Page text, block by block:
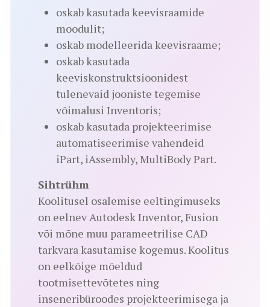
oskab kasutada keevisraamide
moodulit;
oskab modelleerida keevisraame;
oskab kasutada
keeviskonstruktsioonidest
tulenevaid jooniste tegemise
võimalusi Inventoris;
oskab kasutada projekteerimise
automatiseerimise vahendeid
iPart, iAssembly, MultiBody Part.
Sihtrühm
Koolitusel osalemise eeltingimuseks
on eelnev Autodesk Inventor, Fusion
või mõne muu parameetrilise CAD
tarkvara kasutamise kogemus. Koolitus
on eelkõige mõeldud
tootmisettevõtetes ning
inseneribüroodes projekteerimisega ja